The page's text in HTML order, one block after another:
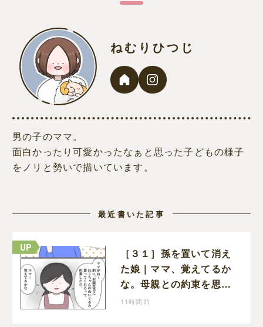
ねむりひつじ
男の子のママ。
面白かったり可愛かったなぁと思った子どもの様子
をノリと勢いで描いています。
最近書いた記事
［３１］孫を置いて消え
た娘｜ママ、覚えてるか
な。母親との約束を思い
出し寂しそうな孫に胸が
11時間前